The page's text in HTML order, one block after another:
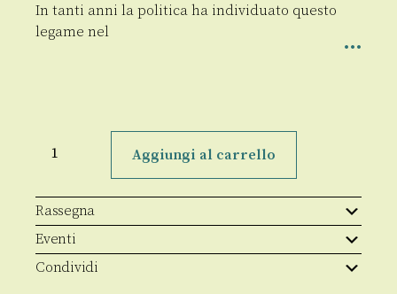
In tanti anni la politica ha individuato questo
legame nel
Aggiungi al carrello
Rassegna
Eventi
Condividi